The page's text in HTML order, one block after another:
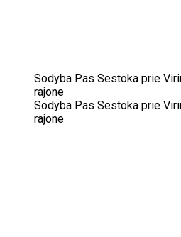
Sodyba Pas Sestoka prie
rajone
Sodyba Pas Sestoka prie
rajone